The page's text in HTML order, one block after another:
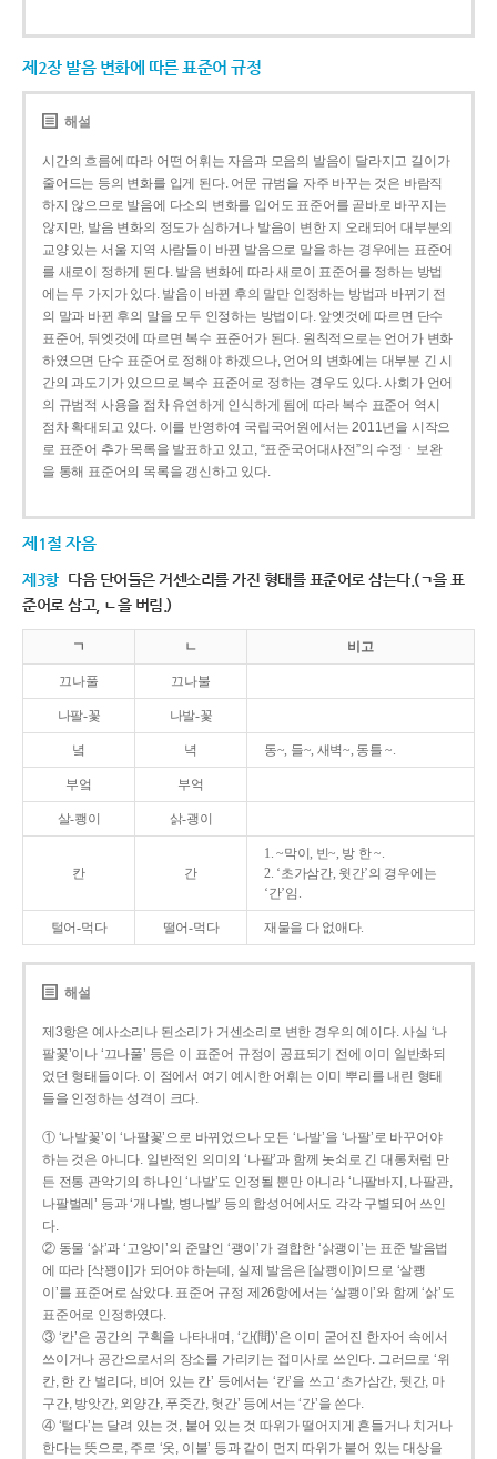
제2장 발음 변화에 따른 표준어 규정
해설
시간의 흐름에 따라 어떤 어휘는 자음과 모음의 발음이 달라지고 길이가
줄어드는 등의 변화를 입게 된다. 어문 규범을 자주 바꾸는 것은 바람직
하지 않으므로 발음에 다소의 변화를 입어도 표준어를 곧바로 바꾸지는
않지만, 발음 변화의 정도가 심하거나 발음이 변한 지 오래되어 대부분의
교양 있는 서울 지역 사람들이 바뀐 발음으로 말을 하는 경우에는 표준어
를 새로이 정하게 된다. 발음 변화에 따라 새로이 표준어를 정하는 방법
에는 두 가지가 있다. 발음이 바뀐 후의 말만 인정하는 방법과 바뀌기 전
의 말과 바뀐 후의 말을 모두 인정하는 방법이다. 앞엣것에 따르면 단수
표준어, 뒤엣것에 따르면 복수 표준어가 된다. 원칙적으로는 언어가 변화
하였으면 단수 표준어로 정해야 하겠으나, 언어의 변화에는 대부분 긴 시
간의 과도기가 있으므로 복수 표준어로 정하는 경우도 있다. 사회가 언어
의 규범적 사용을 점차 유연하게 인식하게 됨에 따라 복수 표준어 역시
점차 확대되고 있다. 이를 반영하여 국립국어원에서는 2011년을 시작으
로 표준어 추가 목록을 발표하고 있고, “표준국어대사전”의 수정ㆍ보완
을 통해 표준어의 목록을 갱신하고 있다.
제1절 자음
제3항 다음 단어들은 거센소리를 가진 형태를 표준어로 삼는다.(ㄱ을 표
준어로 삼고, ㄴ을 버림.)
ㄱ ㄴ 비고
끄나풀 끄나불
나팔-꽃 나발-꽃
녘 녁 동~, 들~, 새벽~, 동틀 ~.
부엌 부억
살-쾡이 삵-괭이
칸 간
1. ~막이, 빈~, 방 한 ~.
2. ‘초가삼간, 윗간’의 경우에는
‘간’임.
털어-먹다 떨어-먹다 재물을 다 없애다.
해설
제3항은 예사소리나 된소리가 거센소리로 변한 경우의 예이다. 사실 ‘나
팔꽃’이나 ‘끄나풀’ 등은 이 표준어 규정이 공표되기 전에 이미 일반화되
었던 형태들이다. 이 점에서 여기 예시한 어휘는 이미 뿌리를 내린 형태
들을 인정하는 성격이 크다.
① ‘나발꽃’이 ‘나팔꽃’으로 바뀌었으나 모든 ‘나발’을 ‘나팔’로 바꾸어야
하는 것은 아니다. 일반적인 의미의 ‘나팔’과 함께 놋쇠로 긴 대롱처럼 만
든 전통 관악기의 하나인 ‘나발’도 인정될 뿐만 아니라 ‘나팔바지, 나팔관,
나팔벌레’ 등과 ‘개나발, 병나발’ 등의 합성어에서도 각각 구별되어 쓰인
다.
② 동물 ‘삵’과 ‘고양이’의 준말인 ‘괭이’가 결합한 ‘삵괭이’는 표준 발음법
에 따라 [삭꽹이]가 되어야 하는데, 실제 발음은 [살쾡이]이므로 ‘살쾡
이’를 표준어로 삼았다. 표준어 규정 제26항에서는 ‘살쾡이’와 함께 ‘삵’도
표준어로 인정하였다.
③ ‘칸’은 공간의 구획을 나타내며, ‘간(間)’은 이미 굳어진 한자어 속에서
쓰이거나 공간으로서의 장소를 가리키는 접미사로 쓰인다. 그러므로 ‘위
칸, 한 칸 벌리다, 비어 있는 칸’ 등에서는 ‘칸’을 쓰고 ‘초가삼간, 뒷간, 마
구간, 방앗간, 외양간, 푸줏간, 헛간’ 등에서는 ‘간’을 쓴다.
④ ‘털다’는 달려 있는 것, 붙어 있는 것 따위가 떨어지게 흔들거나 치거나
한다는 뜻으로, 주로 ‘옷, 이불’ 등과 같이 먼지 따위가 붙어 있는 대상을